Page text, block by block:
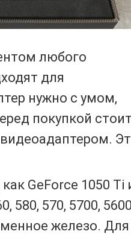
любого
для
нужно с умом,
покупкой
GeForce 1050 Ti
580, 570, 5700,
железо. Для